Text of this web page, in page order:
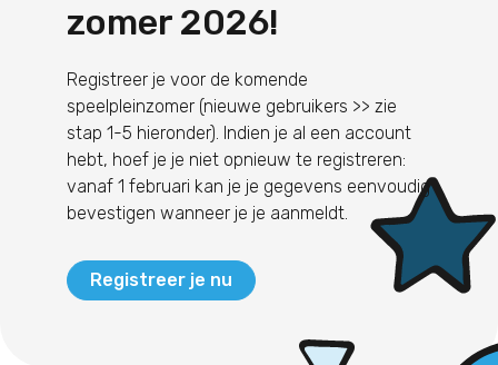
zomer 2026!
Registreer je voor de komende
speelpleinzomer (nieuwe gebruikers >> zie
stap 1-5 hieronder). Indien je al een account
hebt, hoef je je niet opnieuw te registreren:
vanaf 1 februari kan je je gegevens eenvoudig
bevestigen wanneer je je aanmeldt.
Registreer je nu